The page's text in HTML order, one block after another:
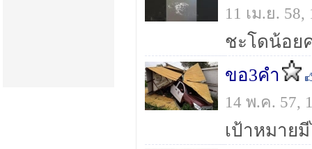
11 เม.ย.
ชะโดน้อย
ขอ3คำ
14 พ.ค. 57,
เป้าหมาย